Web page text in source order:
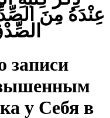
عِنْدَهُ مِنَ
записи
у Себя в